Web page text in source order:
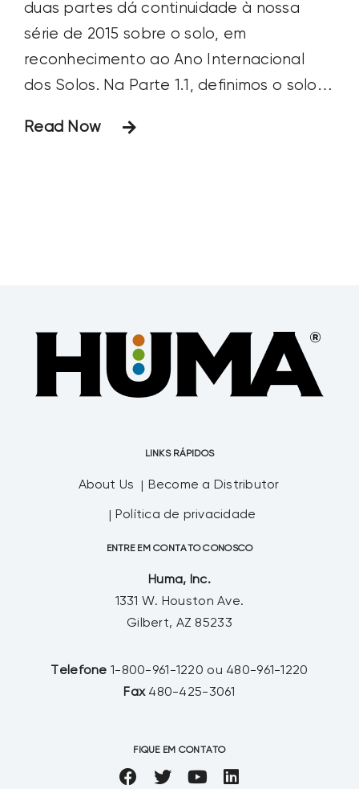
duas partes dá continuidade à nossa
série de 2015 sobre o solo, em
reconhecimento ao Ano Internacional
dos Solos. Na Parte 1.1, definimos o solo e
continuaremos com a textura, a estrutura
Read Now
LINKS RÁPIDOS
About Us Become a Distributor
Política de privacidade
ENTRE EM CONTATO CONOSCO
Huma, Inc.
1331 W. Houston Ave.
Gilbert, AZ 85233
Telefone 1-800-961-1220 ou 480-961-1220
Fax 480-425-3061
FIQUE EM CONTATO